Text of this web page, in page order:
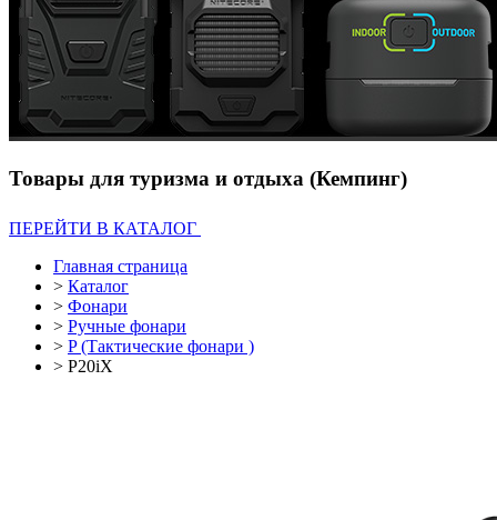
Товары для туризма и отдыха (Кемпинг)
ПЕРЕЙТИ В КАТАЛОГ
Главная страница
> Каталог
> Фонари
> Ручные фонари
> P (Тактические фонари )
> P20iX